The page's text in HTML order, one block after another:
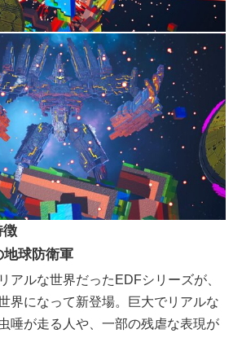
徴
球防衛軍
ルな世界だったEDFシリーズが、
界になって新登場。巨大でリアルな
唾が走る人や、一部の残虐な表現が